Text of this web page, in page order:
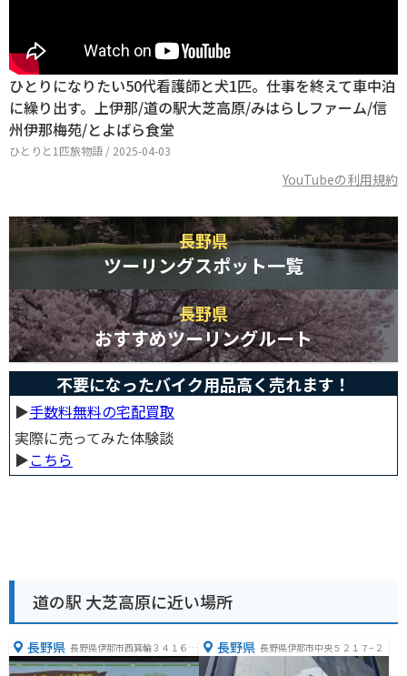
ひとりになりたい50代看護師と犬1匹。仕事を終えて車中泊
に繰り出す。上伊那/道の駅大芝高原/みはらしファーム/信
州伊那梅苑/とよばら食堂
ひとりと1匹旅物語 / 2025-04-03
YouTubeの利用規約
長野県
ツーリングスポット一覧
長野県
おすすめツーリングルート
不要になったバイク用品高く売れます！
▶︎手数料無料の宅配買取
実際に売ってみた体験談
▶︎こちら
道の駅 大芝高原に近い場所
長野県 長野県伊那市西箕輪３４１６
−１
長野県 長野県伊那市中央５２１７−２